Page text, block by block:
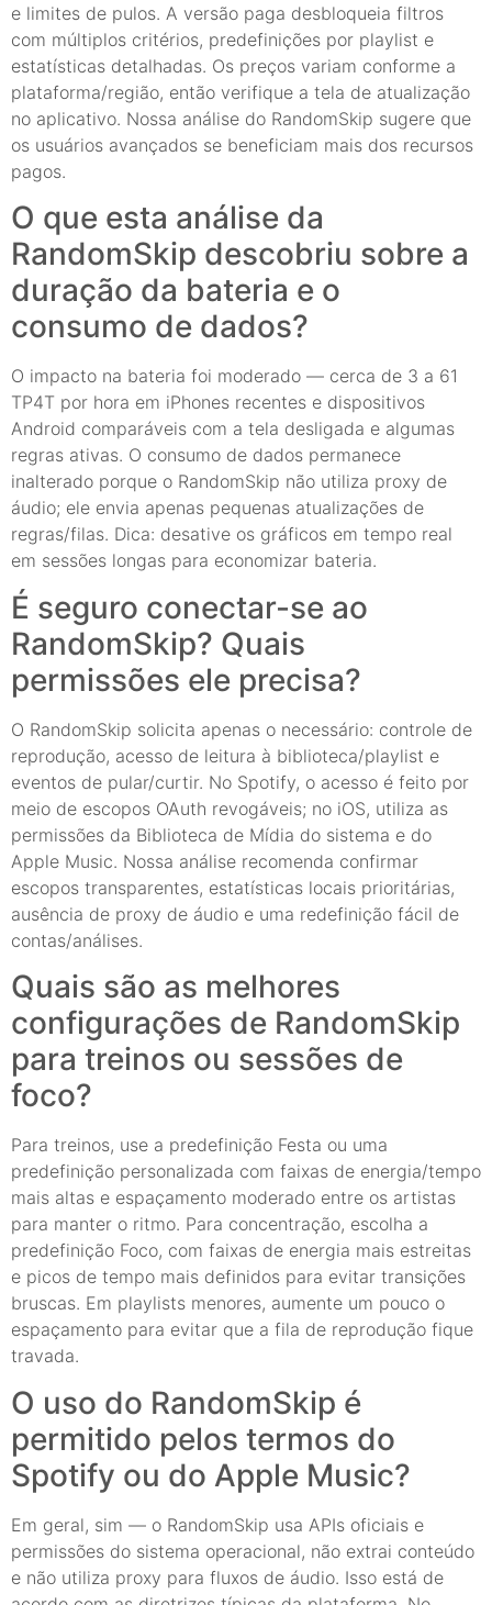
e limites de pulos. A versão paga desbloqueia filtros
com múltiplos critérios, predefinições por playlist e
estatísticas detalhadas. Os preços variam conforme a
plataforma/região, então verifique a tela de atualização
no aplicativo. Nossa análise do RandomSkip sugere que
os usuários avançados se beneficiam mais dos recursos
pagos.
O que esta análise da
RandomSkip descobriu sobre a
duração da bateria e o
consumo de dados?
O impacto na bateria foi moderado — cerca de 3 a 61
TP4T por hora em iPhones recentes e dispositivos
Android comparáveis com a tela desligada e algumas
regras ativas. O consumo de dados permanece
inalterado porque o RandomSkip não utiliza proxy de
áudio; ele envia apenas pequenas atualizações de
regras/filas. Dica: desative os gráficos em tempo real
em sessões longas para economizar bateria.
É seguro conectar-se ao
RandomSkip? Quais
permissões ele precisa?
O RandomSkip solicita apenas o necessário: controle de
reprodução, acesso de leitura à biblioteca/playlist e
eventos de pular/curtir. No Spotify, o acesso é feito por
meio de escopos OAuth revogáveis; no iOS, utiliza as
permissões da Biblioteca de Mídia do sistema e do
Apple Music. Nossa análise recomenda confirmar
escopos transparentes, estatísticas locais prioritárias,
ausência de proxy de áudio e uma redefinição fácil de
contas/análises.
Quais são as melhores
configurações de RandomSkip
para treinos ou sessões de
foco?
Para treinos, use a predefinição Festa ou uma
predefinição personalizada com faixas de energia/tempo
mais altas e espaçamento moderado entre os artistas
para manter o ritmo. Para concentração, escolha a
predefinição Foco, com faixas de energia mais estreitas
e picos de tempo mais definidos para evitar transições
bruscas. Em playlists menores, aumente um pouco o
espaçamento para evitar que a fila de reprodução fique
travada.
O uso do RandomSkip é
permitido pelos termos do
Spotify ou do Apple Music?
Em geral, sim — o RandomSkip usa APIs oficiais e
permissões do sistema operacional, não extrai conteúdo
e não utiliza proxy para fluxos de áudio. Isso está de